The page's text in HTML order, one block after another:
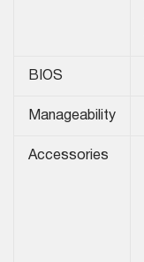
BIOS
Manageability
Accessories